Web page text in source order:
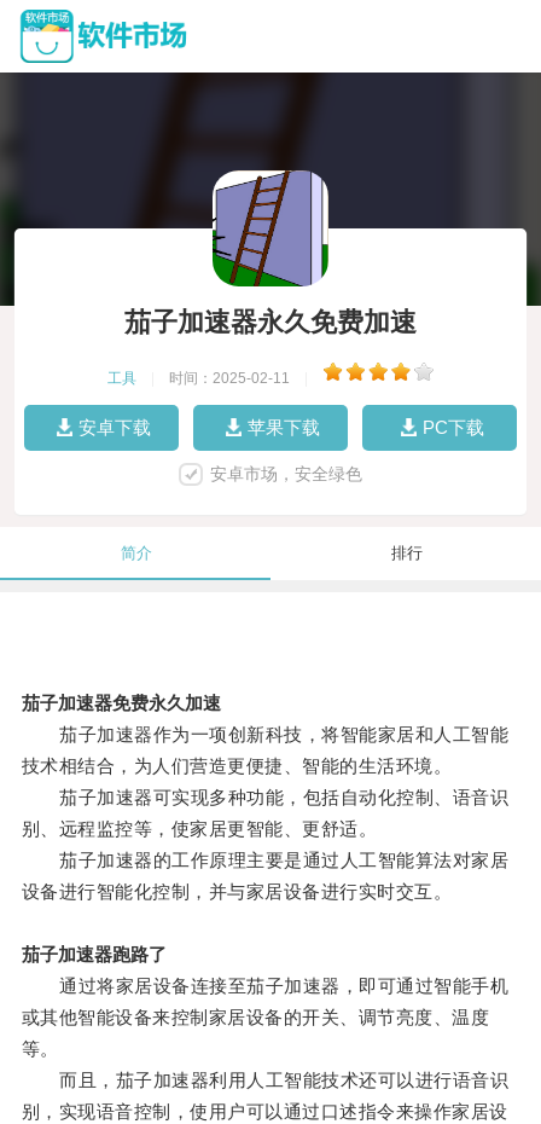
茄子加速器永久免费加速
工具 时间：2025-02-11
安卓下载 苹果下载 PC下载
安卓市场，安全绿色
简介 排行
茄子加速器免费永久加速
茄子加速器作为一项创新科技，将智能家居和人工智能
技术相结合，为人们营造更便捷、智能的生活环境。
茄子加速器可实现多种功能，包括自动化控制、语音识
别、远程监控等，使家居更智能、更舒适。
茄子加速器的工作原理主要是通过人工智能算法对家居
设备进行智能化控制，并与家居设备进行实时交互。
茄子加速器跑路了
通过将家居设备连接至茄子加速器，即可通过智能手机
或其他智能设备来控制家居设备的开关、调节亮度、温度
等。
而且，茄子加速器利用人工智能技术还可以进行语音识
别，实现语音控制，使用户可以通过口述指令来操作家居设